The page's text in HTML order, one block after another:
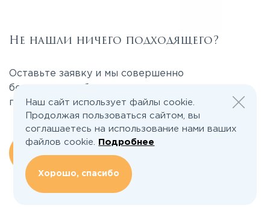
Не нашли ничего подходящего?
Оставьте заявку и мы совершенно
бесплатно подберем для вас участок или дом в
поселке!
Наш сайт использует файлы cookie.
Продолжая пользоваться сайтом, вы
соглашаетесь на использование нами ваших
файлов cookie.
Подробнее
Хорошо, спасибо